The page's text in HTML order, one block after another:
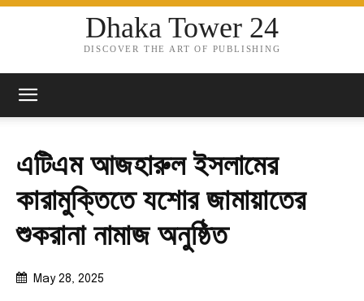
Dhaka Tower 24
DISCOVER THE ART OF PUBLISHING
এটিএম আজহারুল ইসলামের
কারামুক্তিতে যশোর জামায়াতের
শুকরানা নামাজ অনুষ্ঠিত
May 28, 2025